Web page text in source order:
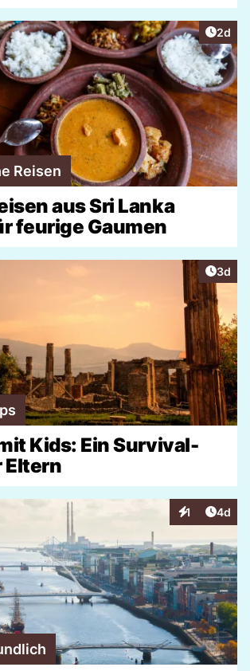
2d
Reisen
aus Sri Lanka
feurige Gaumen
3d
Kids: Ein Survival-
Eltern
1
Interaktionen
4d